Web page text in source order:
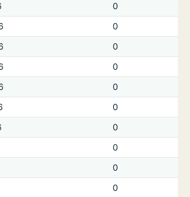
0
0
0
0
0
0
0
0
0
0